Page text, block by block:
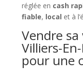
réglée en cash
fiable, local et à
Vendre
Villiers-
pour une